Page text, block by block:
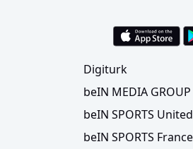
Digiturk
beIN MEDIA GROUP
beIN SPORTS
beIN SPORTS France